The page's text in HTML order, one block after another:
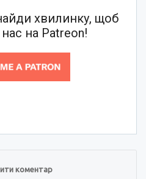
хвилинку, щоб
на Patreon!
коментар